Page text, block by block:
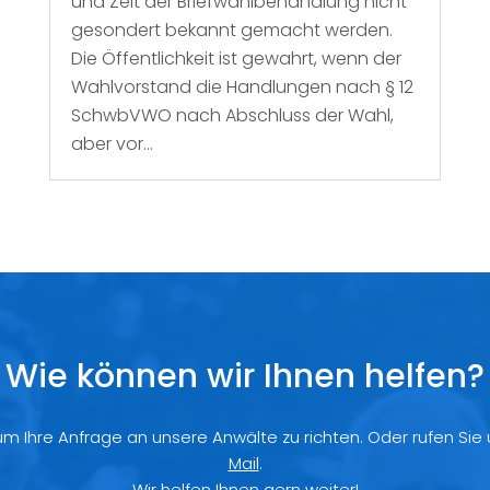
gesondert bekannt gemacht werden.
Die Öffentlichkeit ist gewahrt, wenn der
Wahlvorstand die Handlungen nach § 12
SchwbVWO nach Abschluss der Wahl,
aber vor...
Wie können wir Ihnen helfen?
Ihre Anfrage an unsere Anwälte zu richten. Oder rufen
Mail.